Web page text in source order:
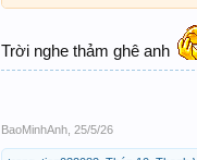
Trời nghe thảm ghê anh
BaoMinhAnh 25/5/26